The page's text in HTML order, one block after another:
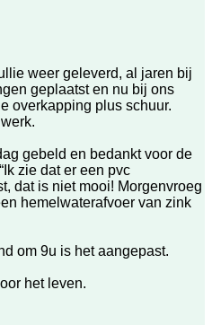
weer geleverd, al jaren bij
geplaatst en nu bij ons
overkapping plus schuur.
gebeld en bedankt voor de
zie dat er een pvc
dat is niet mooi! Morgenvroeg
hemelwaterafvoer van zink
om 9u is het aangepast.
het leven.